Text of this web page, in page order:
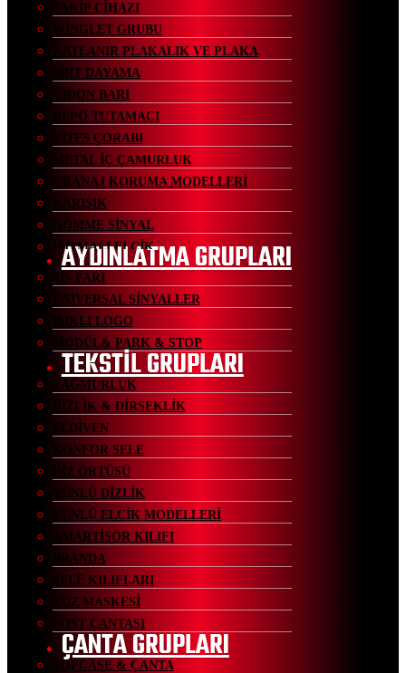
TAKİP CİHAZI
WİNGLET GRUBU
KATLANIR PLAKALIK VE PLAKA
SIRT DAYAMA
GİDON BARI
DEPO TUTAMACI
VİTES ÇORABI
METAL İÇ ÇAMURLUK
GRANAJ KORUMA MODELLERİ
KARIŞIK
GÖMME SİNYAL
ISITMALI ELCİK
AYDINLATMA GRUPLARI
SİS FARI
ÜNİVERSAL SİNYALLER
IŞIKLI LOGO
MODÜL& PARK & STOP
TEKSTİL GRUPLARI
YAĞMURLUK
DİZLİK & DİRSEKLİK
ELDİVEN
KONFOR SELE
DİZ ÖRTÜSÜ
YÜNLÜ DİZLİK
YÜNLÜ ELCİK MODELLERİ
AMARTİSÖR KILIFI
BRANDA
SELE KILIFLARI
YÜZ MASKESİ
POST ÇANTASI
ÇANTA GRUPLARI
TOPCASE & ÇANTA